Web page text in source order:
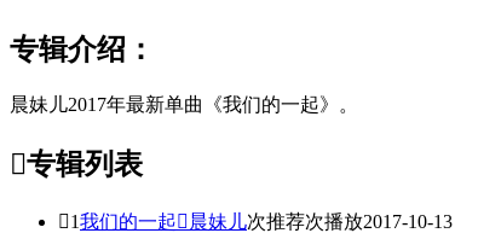
专辑介绍：
晨妹儿2017年最新单曲《我们的一起》。
专辑列表
1我们的一起 晨妹儿次推荐次播放2017-10-13